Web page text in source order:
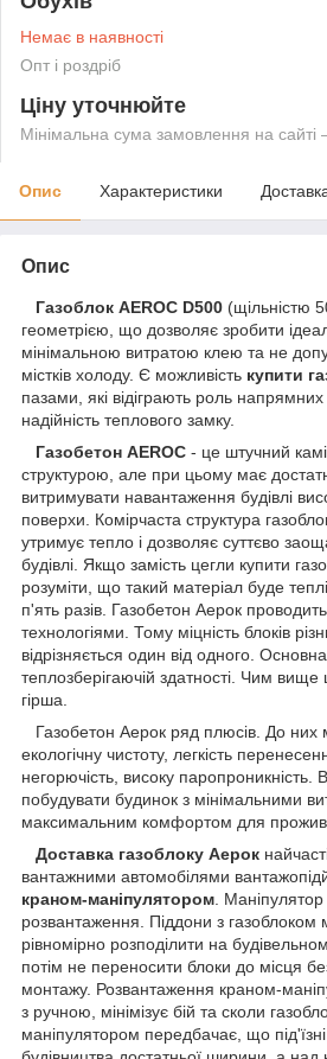
Немає в наявності
Опт і роздріб
Ціну уточнюйте
Мінімальна сума замовлення на
Опис Характеристики
Опис
Газоблок AEROC D500 (щільністю
геометрією, що дозволяє зробити
мінімальною витратою клею та не
містків холоду. Є можливість купити
пазами, які відіграють роль
надійність теплового замку.
Газобетон AEROC - це штучний
структурою, але при цьому має
витримувати навантаження будівлі
поверхи. Комірчаста структура
утримує тепло і дозволяє суттєво
будівлі. Якщо замість цегли купити
розуміти, що такий матеріал буде
п'ять разів. Газобетон Аерок
технологіями. Тому міцність блоків
відрізняється один від одного. Основна
теплозберігаючій здатності. Чим вище
гірша.
Газобетон Aерок ряд плюсів. До них
екологічну чистоту, легкість
негорючість, високу паропроникність.
побудувати будинок з мінімальними
максимальним комфортом для
Доставка газоблоку Аерок
вантажними автомобілями
краном-маніпулятором .
розвантаження. Піддони з газоблоком
рівномірно розподілити на
потім не переносити блоки до місця
монтажу. Розвантаження краном-
з ручною, мінімізує бій та сколи
маніпулятором передбачає, що